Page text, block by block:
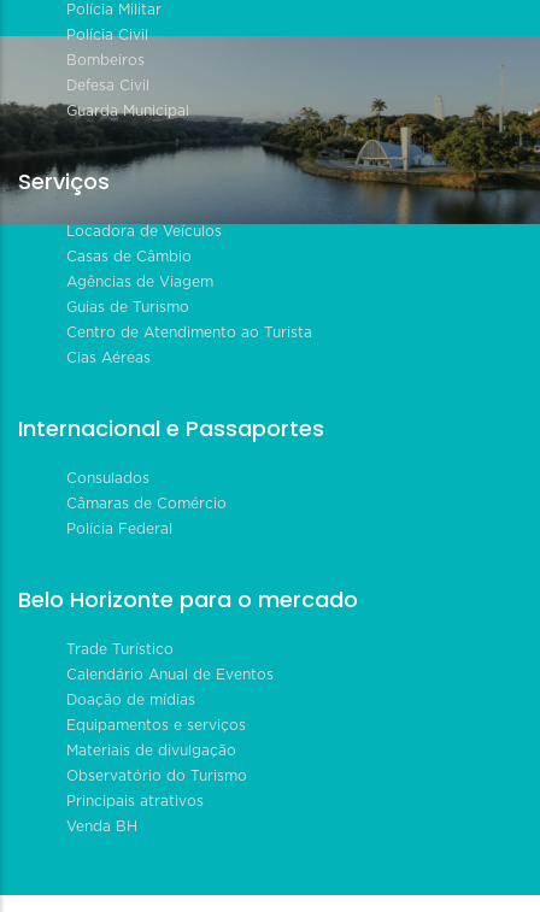
Polícia Militar
Polícia Civil
Bombeiros
Defesa Civil
Guarda Municipal
Serviços
Locadora de Veículos
Casas de Câmbio
Agências de Viagem
Guias de Turismo
Centro de Atendimento ao Turista
Cias Aéreas
Internacional e Passaportes
Consulados
Câmaras de Comércio
Polícia Federal
Belo Horizonte para o mercado
Trade Turístico
Calendário Anual de Eventos
Doação de mídias
Equipamentos e serviços
Materiais de divulgação
Observatório do Turismo
Principais atrativos
Venda BH